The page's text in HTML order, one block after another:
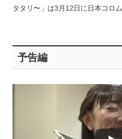
タタリ〜」は3月12日に日本コロ
予告編